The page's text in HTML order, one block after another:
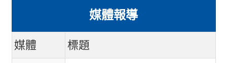
媒體報導
媒體 標題